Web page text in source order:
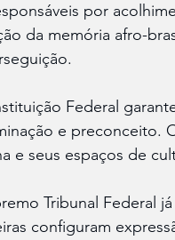
por
da memória afro-
Federal
e preconceito.
e seus espaços de
Tribunal Federal
configuram